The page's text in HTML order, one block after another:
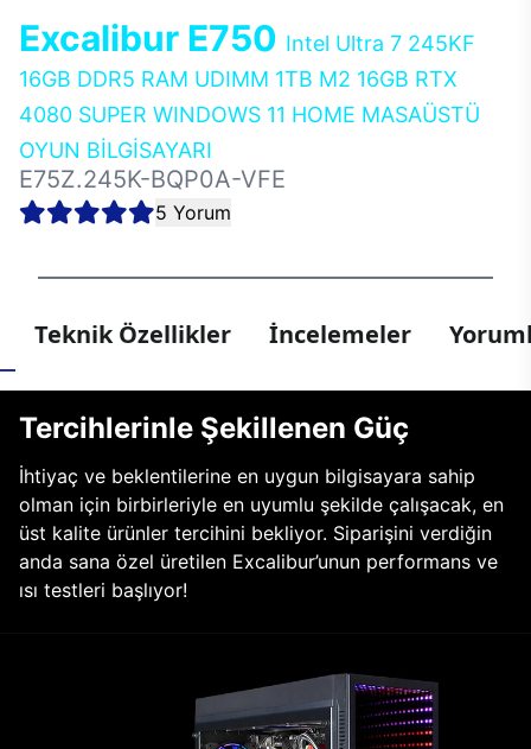
Excalibur E750 Intel Ultra 7 245KF
16GB DDR5 RAM UDIMM 1TB M2 16GB RTX
4080 SUPER WINDOWS 11 HOME MASAÜSTÜ
OYUN BİLGİSAYARI
E75Z.245K-BQP0A-VFE
5 Yorum
Teknik Özellikler İncelemeler
Tercihlerinle Şekillenen Güç
İhtiyaç ve beklentilerine en uygun bilgisayara sahip
olman için birbirleriyle en uyumlu şekilde çalışacak, en
üst kalite ürünler tercihini bekliyor. Siparişini verdiğin
anda sana özel üretilen Excalibur’unun performans ve
ısı testleri başlıyor!